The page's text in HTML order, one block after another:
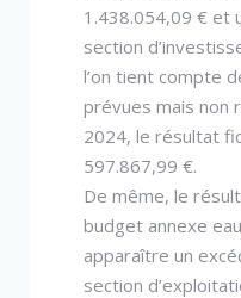
1.438.054,09 € et
section
l’on tient compte
prévues mais non
2024, le résultat
597.867,99 €.
De même, le
budget annexe
apparaître un
section